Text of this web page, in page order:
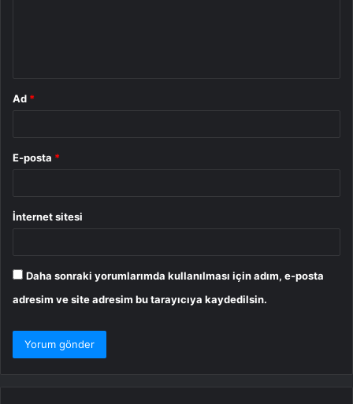
Ad *
E-posta *
İnternet sitesi
Daha sonraki yorumlarımda kullanılması için adım, e-posta
adresim ve site adresim bu tarayıcıya kaydedilsin.